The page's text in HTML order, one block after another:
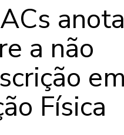
a não
em
Física